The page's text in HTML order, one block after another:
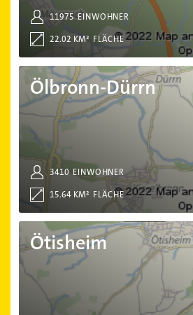
EINWOHNER
11975
FLÄCHE
22.02 KM²
Ölbronn-Dürrn
EINWOHNER
3410
FLÄCHE
15.64 KM²
Ölbronn-Dürrn
Ötisheim
Ötisheim